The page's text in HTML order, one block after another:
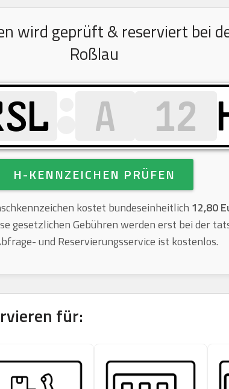
wird geprüft & reserviert bei
Roßlau
H-KENNZEICHEN PRÜFEN
kostet bundeseinheitlich 12,80
gesetzlichen Gebühren werden erst bei der
und Reservierungsservice ist kostenlos.
für: